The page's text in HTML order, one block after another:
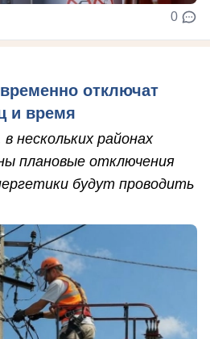
0
отключат
и время
нескольких районах
плановые отключения
будут проводить